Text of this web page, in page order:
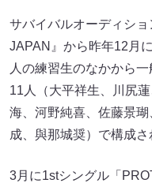
サバイバルオーディシ
JAPAN』から昨年12月
人の練習生のなかから
11人（大平祥生、川尻
海、河野純喜、佐藤景
成、與那城奨）で構成さ
3月に1stシングル「